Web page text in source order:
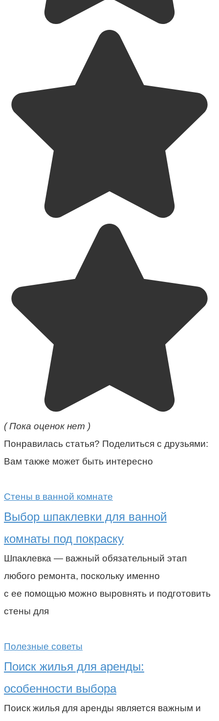
( Пока оценок нет )
Понравилась статья? Поделиться с друзьями:
Вам также может быть интересно
Стены в ванной комнате
Выбор шпаклевки для ванной
комнаты под покраску
Шпаклевка — важный обязательный этап
любого ремонта, поскольку именно
с ее помощью можно выровнять и подготовить
стены для
Полезные советы
Поиск жилья для аренды:
особенности выбора
Поиск жилья для аренды является важным и